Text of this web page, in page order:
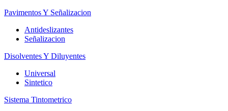
Pavimentos Y Señalizacion
Antideslizantes
Señalizacion
Disolventes Y Diluyentes
Universal
Sintetico
Sistema Tintometrico